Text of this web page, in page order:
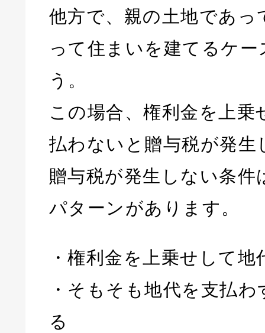
他方で、親の土地であっ
って住まいを建てるケ
う。
この場合、権利金を上乗
払わないと贈与税が発生
贈与税が発生しない条件
パターンがあります。
・権利金を上乗せして地
・そもそも地代を支払
る